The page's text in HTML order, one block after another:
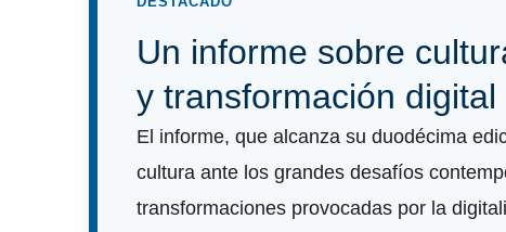
Un informe sobre
y transformación digital
El informe, que alcanza su duodécima
cultura ante los grandes desafíos
transformaciones provocadas por la